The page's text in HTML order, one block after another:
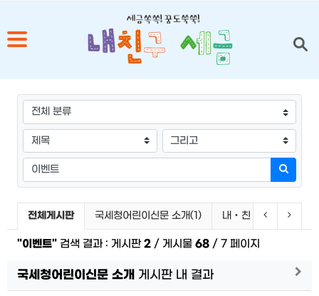
그룹
검색조건 검색방법
검색어
검색하기
검색 게시판 목록
전체게시판 국세청어린이신문 소개(1) 내‧친‧세 이벤트
이전 게시판
다음
"이벤트" 검색 결과 : 게시판2 / 게시물 68 / 7 페이지
국세청어린이신문 소개 게시판 내 결과